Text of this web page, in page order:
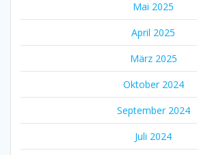
Mai 2025
April 2025
März 2025
Oktober 2024
September 2024
Juli 2024